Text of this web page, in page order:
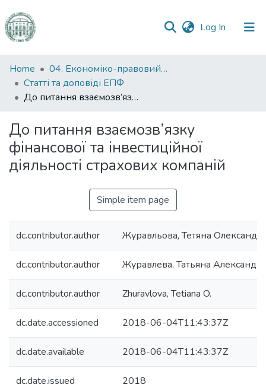
Log In (current)
Communities
&
Collections
Statistics
Home
04. Економіко-правовий факультет
Статті та доповіді ЕПФ
До питання взаємозв’язку фінансової та інвестиційної діяльності страхових компаній
До питання взаємозв’язку
фінансової та інвестиційної
діяльності страхових компаній
Simple item page
dc.contributor.author Журавльова, Тетяна
dc.contributor.author Журавлева, Татьяна
dc.contributor.author Zhuravlova, Tetiana O.
dc.date.accessioned 2018-06-04T11:43:37Z
dc.date.available 2018-06-04T11:43:37Z
dc.date.issued 2018